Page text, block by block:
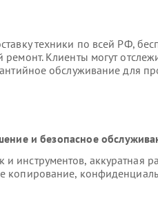
техники по всей РФ,
Клиенты могут
обслуживание для
и безопасное
инструментов, аккуратная
копирование,